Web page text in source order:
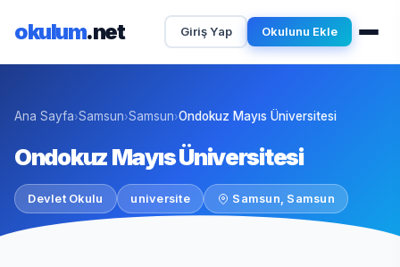
okulum.net Giriş Yap Okulunu Ekle
Ana Sayfa›Samsun›Samsun›Ondokuz Mayıs Üniversitesi
Ondokuz Mayıs Üniversitesi
Devlet Okulu universite Samsun, Samsun